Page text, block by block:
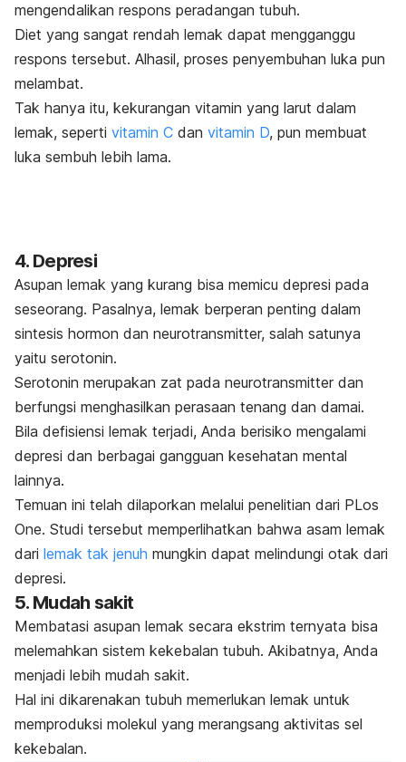
mengendalikan respons peradangan tubuh.
Diet yang sangat rendah lemak dapat mengganggu
respons tersebut. Alhasil, proses penyembuhan luka pun
melambat.
Tak hanya itu, kekurangan vitamin yang larut dalam
lemak, seperti vitamin C dan vitamin D, pun membuat
luka sembuh lebih lama.
4. Depresi
Asupan lemak yang kurang bisa memicu depresi pada
seseorang. Pasalnya, lemak berperan penting dalam
sintesis hormon dan neurotransmitter, salah satunya
yaitu serotonin.
Serotonin merupakan zat pada neurotransmitter dan
berfungsi menghasilkan perasaan tenang dan damai.
Bila defisiensi lemak terjadi, Anda berisiko mengalami
depresi dan berbagai gangguan kesehatan mental
lainnya.
Temuan ini telah dilaporkan melalui penelitian dari PLos
One. Studi tersebut memperlihatkan bahwa asam lemak
dari lemak tak jenuh mungkin dapat melindungi otak dari
depresi.
5. Mudah sakit
Membatasi asupan lemak secara ekstrim ternyata bisa
melemahkan sistem kekebalan tubuh. Akibatnya, Anda
menjadi lebih mudah sakit.
Hal ini dikarenakan tubuh memerlukan lemak untuk
memproduksi molekul yang merangsang aktivitas sel
kekebalan.